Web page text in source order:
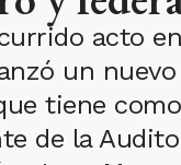
acto
un
tiene
de la